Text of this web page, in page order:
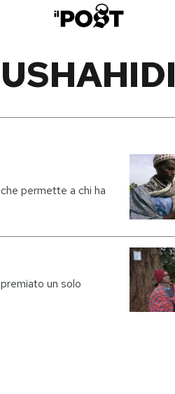
USHAHIDI
permette a chi ha
un solo